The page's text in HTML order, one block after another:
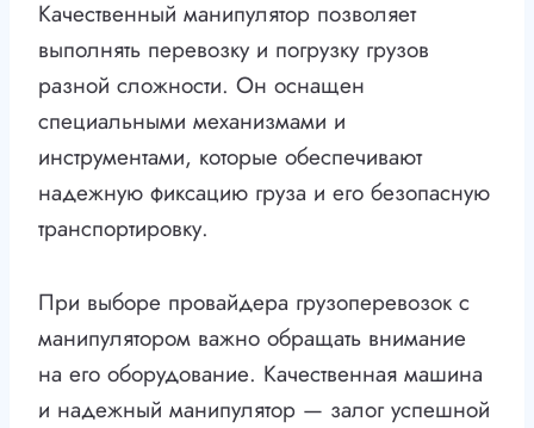
Качественный манипулятор позволяет
выполнять перевозку и погрузку грузов
разной сложности. Он оснащен
специальными механизмами и
инструментами, которые обеспечивают
надежную фиксацию груза и его безопасную
транспортировку.
При выборе провайдера грузоперевозок с
манипулятором важно обращать внимание
на его оборудование. Качественная машина
и надежный манипулятор — залог успешной